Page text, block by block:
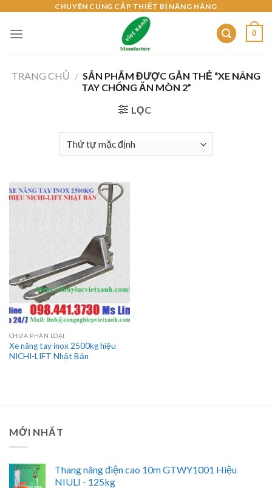
content
CHUYÊN CUNG CẤP THIẾT BỊ NÂNG HÀNG
0
TRANG CHỦ / SẢN PHẨM ĐƯỢC GẮN THẺ “XE NÂNG
TAY CHỐNG ĂN MÒN 2”
LỌC
CHƯA PHÂN LOẠI
Xe nâng tay inox 2500kg hiệu
NICHI-LIFT Nhật Bản
MỚI NHẤT
Thang nâng điện cao 10m GTWY1001 Hiệu
NIULI - 125kg